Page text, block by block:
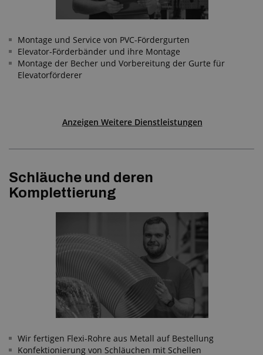
Montage und Service von PVC-Fördergurten
Elevator-Förderbänder und ihre Montage
Montage der Becher und Vorbereitung der Gurte für
Elevatorförderer
Anzeigen Weitere Dienstleistungen
Schläuche und deren
Komplettierung
Wir fertigen Flexi-Rohre aus Metall auf Bestellung
Konfektionierung von Schläuchen mit Schellen